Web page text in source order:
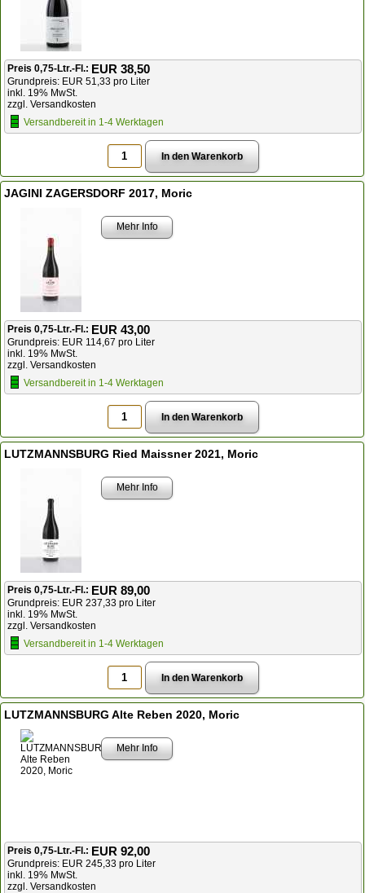
Preis 0,75-Ltr.-Fl.: EUR 38,50
Grundpreis: EUR 51,33 pro Liter
inkl. 19% MwSt.
zzgl. Versandkosten
Versandbereit in 1-4 Werktagen
JAGINI ZAGERSDORF 2017, Moric
Mehr Info
Preis 0,75-Ltr.-Fl.: EUR 43,00
Grundpreis: EUR 114,67 pro Liter
inkl. 19% MwSt.
zzgl. Versandkosten
Versandbereit in 1-4 Werktagen
LUTZMANNSBURG Ried Maissner 2021, Moric
Mehr Info
Preis 0,75-Ltr.-Fl.: EUR 89,00
Grundpreis: EUR 237,33 pro Liter
inkl. 19% MwSt.
zzgl. Versandkosten
Versandbereit in 1-4 Werktagen
LUTZMANNSBURG Alte Reben 2020, Moric
Mehr Info
Preis 0,75-Ltr.-Fl.: EUR 92,00
Grundpreis: EUR 245,33 pro Liter
inkl. 19% MwSt.
zzgl. Versandkosten